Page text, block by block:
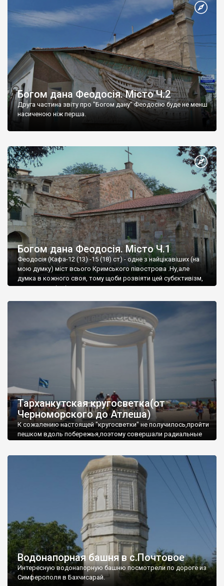
Богом дана Феодосія. Місто Ч.2
Друга частина звіту про "Богом дану" Феодосію буде не менш
насиченою ніж перша.
Богом дана Феодосія. Місто Ч.1
Феодосія (Кафа-12 (13) -15 (18) ст) - одне з найцікавіших (на
мою думку) міст всього Кримського півострова .Ну,але
думка в кожного своя, тому щоби розвіяти цей субєктивізм,
запрошую відвідати це
Тарханкутская кругосветка(от
Черноморского до Атлеша)
К сожалению настоящей "кругосветки" не получилось,пройти
пешком вдоль побережья,поэтому совершали радиальные
Водонапорная башня в с.Почтовое
Интересную водонапорную башню посмотрели по дороге из
Симферополя в Бахчисарай.